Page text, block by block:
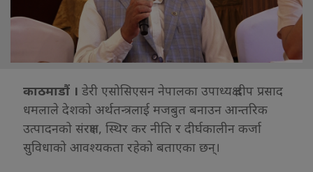
काठमाडौं । डेरी एसोसिएसन नेपालका उपाध्यक्ष दीप प्रसाद
धमलाले देशको अर्थतन्त्रलाई मजबुत बनाउन आन्तरिक
उत्पादनको संरक्षण, स्थिर कर नीति र दीर्घकालीन कर्जा
सुविधाको आवश्यकता रहेको बताएका छन्।